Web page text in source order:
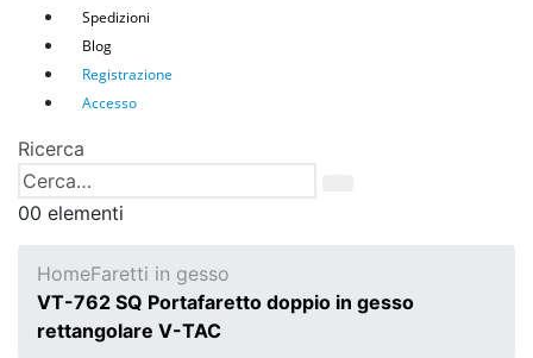
Spedizioni
Blog
Registrazione
Accesso
Ricerca
00 elementi
HomeFaretti in gesso
VT-762 SQ Portafaretto doppio in gesso
rettangolare V-TAC